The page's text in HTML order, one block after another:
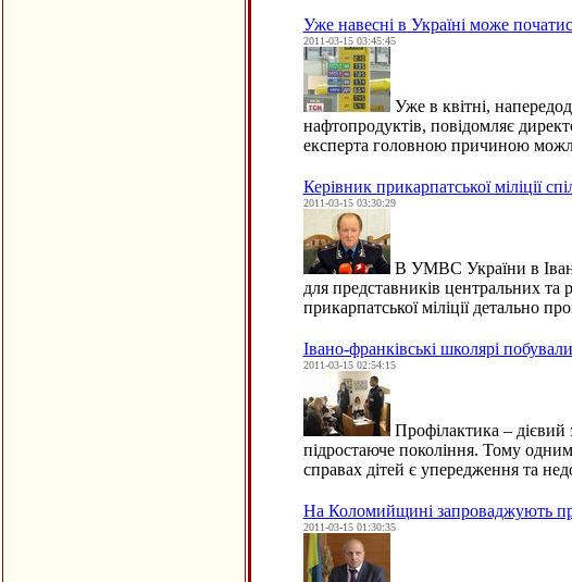
Уже навесні в Україні може
2011-03-15 03:45:45
Уже в квітні,
нафтопродуктів, повідомляє
експерта головною причиною
Керівник прикарпатської міліції
2011-03-15 03:30:29
В УМВС України в
для представників центральних та
прикарпатської міліції детально
Івано-франківські школярі побували
2011-03-15 02:54:15
Профілактика – дієвий
підростаюче покоління. Тому одним
справах дітей є упередження та
На Коломийщині запроваджують
2011-03-15 01:30:35